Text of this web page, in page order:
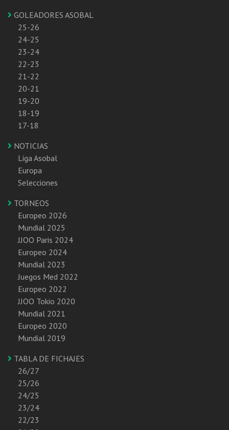
GOLEADORES ASOBAL
25-26
24-25
23-24
22-23
21-22
20-21
19-20
18-19
17-18
NOTICIAS
Liga Asobal
Europa
Selecciones
TORNEOS
Europeo 2026
Mundial 2025
JJOO Paris 2024
Europeo 2024
Mundial 2023
Juegos Med 2022
Europeo 2022
JJOO Tokio 2020
Mundial 2021
Europeo 2020
Mundial 2019
TABLA DE FICHAJES
26/27
25/26
24/25
23/24
22/23